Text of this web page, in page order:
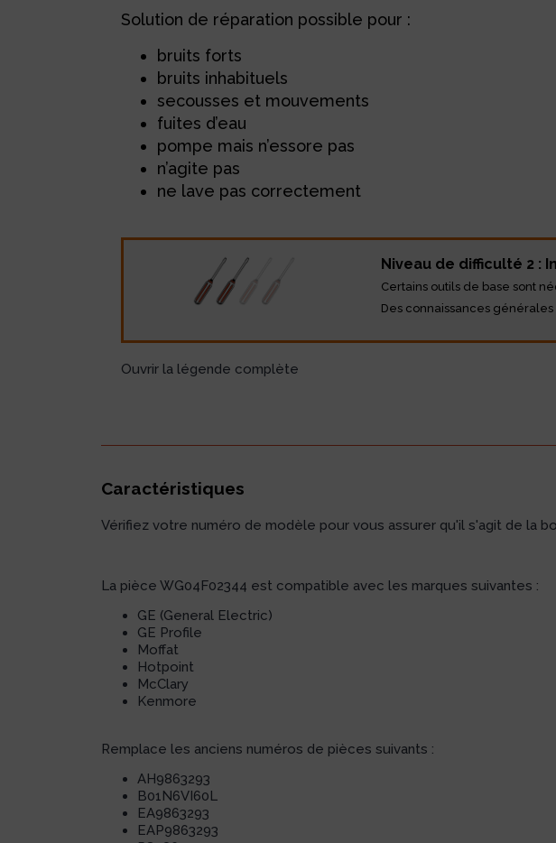
Solution de réparation possible pour :
bruits forts
bruits inhabituels
secousses et mouvements
fuites d’eau
pompe mais n’essore pas
n’agite pas
ne lave pas correctement
Niveau de difficulté 2 :
Certains outils de base sont
Des connaissances générales
Ouvrir la légende complète
Caractéristiques
Vérifiez votre numéro de modèle pour vous assurer qu'il s'agit de la
La pièce WG04F02344 est compatible avec les marques suivantes :
GE (General Electric)
GE Profile
Moffat
Hotpoint
McClary
Kenmore
Remplace les anciens numéros de pièces suivants :
AH9863293
B01N6VI60L
EA9863293
EAP9863293